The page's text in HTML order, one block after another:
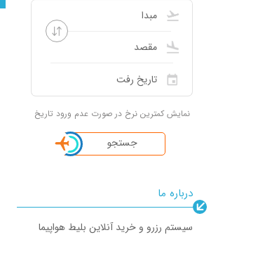
نمایش کمترین نرخ در صورت عدم ورود تاریخ
جستجو
درباره ما
سیستم رزرو و خرید آنلاین بلیط هواپیما